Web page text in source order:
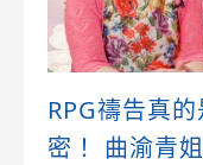
RPG禱告真
密！ 曲渝青